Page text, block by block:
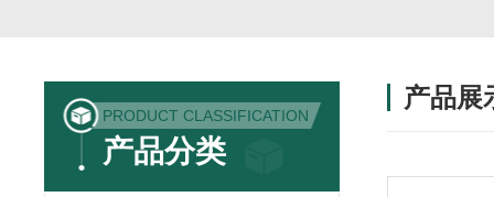
PRODUCT CLASSIFICATION
产品分类
产品展